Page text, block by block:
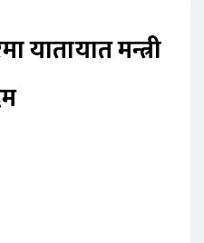
यातायात मन्त्री